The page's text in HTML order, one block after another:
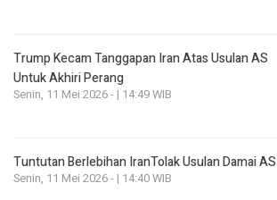
Trump Kecam Tanggapan Iran Atas Usulan AS
Untuk Akhiri Perang
Senin, 11 Mei 2026 - | 14:49 WIB
Tuntutan Berlebihan IranTolak Usulan Damai AS
Senin, 11 Mei 2026 - | 14:40 WIB